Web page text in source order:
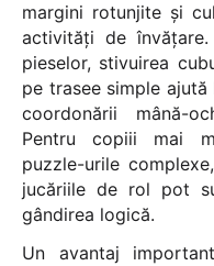
margini rotunjite și
activități de
pieselor, stivuirea
pe trasee simple
coordonării mână-
Pentru copiii mai
puzzle-urile
jucăriile de rol pot
gândirea logică.
Un avantaj